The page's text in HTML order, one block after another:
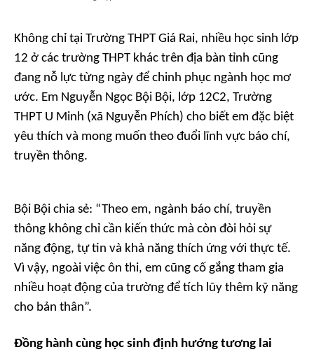
Không chỉ tại Trường THPT Giá Rai, nhiều học sinh lớp
12 ở các trường THPT khác trên địa bàn tỉnh cũng
đang nỗ lực từng ngày để chinh phục ngành học mơ
ước. Em Nguyễn Ngọc Bội Bội, lớp 12C2, Trường
THPT U Minh (xã Nguyễn Phích) cho biết em đặc biệt
yêu thích và mong muốn theo đuổi lĩnh vực báo chí,
truyền thông.
Bội Bội chia sẻ: “Theo em, ngành báo chí, truyền
thông không chỉ cần kiến thức mà còn đòi hỏi sự
năng động, tự tin và khả năng thích ứng với thực tế.
Vì vậy, ngoài việc ôn thi, em cũng cố gắng tham gia
nhiều hoạt động của trường để tích lũy thêm kỹ năng
cho bản thân”.
Đồng hành cùng học sinh định hướng tương lai